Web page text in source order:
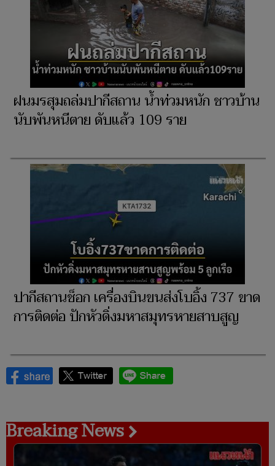
ฝนมรสุมถล่มปากีสถาน น้ำท่วมหนัก ชาวบ้าน
นับพันหนีตาย ดับแล้ว 109 ราย
ปากีสถานช็อก เครื่องบินขนส่งโบอิ้ง 737 ขาด
การติดต่อ ปักหัวดิ่งมหาสมุทรหายสาบสูญ
Breaking News